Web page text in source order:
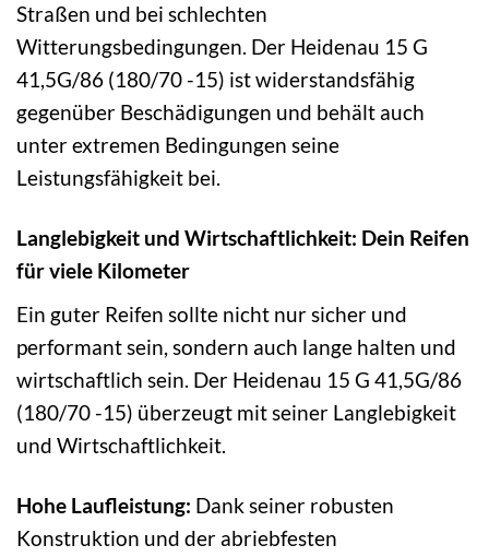
Straßen und bei schlechten
Witterungsbedingungen. Der Heidenau 15 G
41,5G/86 (180/70 -15) ist widerstandsfähig
gegenüber Beschädigungen und behält auch
unter extremen Bedingungen seine
Leistungsfähigkeit bei.
Langlebigkeit und Wirtschaftlichkeit: Dein Reifen
für viele Kilometer
Ein guter Reifen sollte nicht nur sicher und
performant sein, sondern auch lange halten und
wirtschaftlich sein. Der Heidenau 15 G 41,5G/86
(180/70 -15) überzeugt mit seiner Langlebigkeit
und Wirtschaftlichkeit.
Hohe Laufleistung: Dank seiner robusten
Konstruktion und der abriebfesten